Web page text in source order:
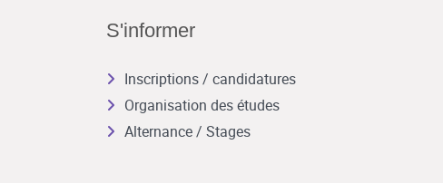
S'informer
Inscriptions / candidatures
Organisation des études
Alternance / Stages